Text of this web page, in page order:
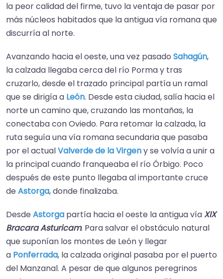
la peor calidad del firme, tuvo la ventaja de pasar por
más núcleos habitados que la antigua vía romana que
discurría al norte.
Avanzando hacia el oeste, una vez pasado Sahagún,
la calzada llegaba cerca del río Porma y tras
cruzarlo, desde el trazado principal partía un ramal
que se dirigía a León.​ Desde esta ciudad, salía hacia el
norte un camino que, cruzando las montañas, la
conectaba con Oviedo.​ Para retomar la calzada, la
ruta seguía una vía romana secundaria que pasaba
por el actualValverde de la Virgeny se volvía a unir a
la principal cuando franqueaba el río Órbigo.​ Poco
después de este punto llegaba al importante cruce
de Astorga, donde finalizaba.
Desde Astorga partía hacia el oeste la antigua víaXIX
Bracara Asturicam. Para salvar el obstáculo natural
que suponían los montes de León y llegar
a Ponferrada, la calzada original pasaba por el puerto
del Manzanal.​ A pesar de que algunos peregrinos